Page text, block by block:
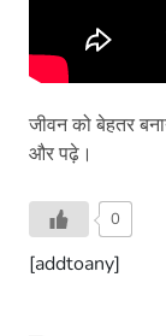
जीवन को बेहतर
और पढ़े।
0
[addtoany]